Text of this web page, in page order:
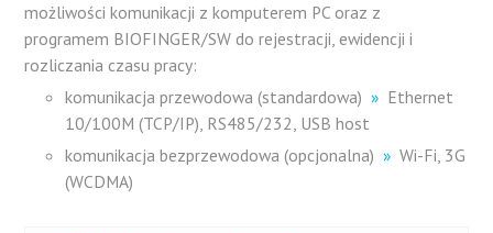
możliwości komunikacji z komputerem PC oraz z
programem BIOFINGER/SW do rejestracji, ewidencji i
rozliczania czasu pracy:
komunikacja przewodowa (standardowa)» Ethernet
10/100M (TCP/IP), RS485/232, USB host
komunikacja bezprzewodowa (opcjonalna)» Wi-Fi, 3G
(WCDMA)